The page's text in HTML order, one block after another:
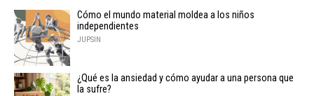
Cómo el mundo material moldea a los niños
independientes
JUPSIN
¿Qué es la ansiedad y cómo ayudar a una persona que
la sufre?